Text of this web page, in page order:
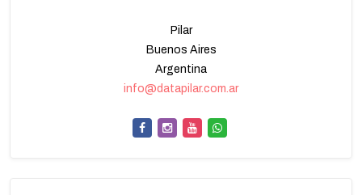
Pilar
Buenos Aires
Argentina
info@datapilar.com.ar